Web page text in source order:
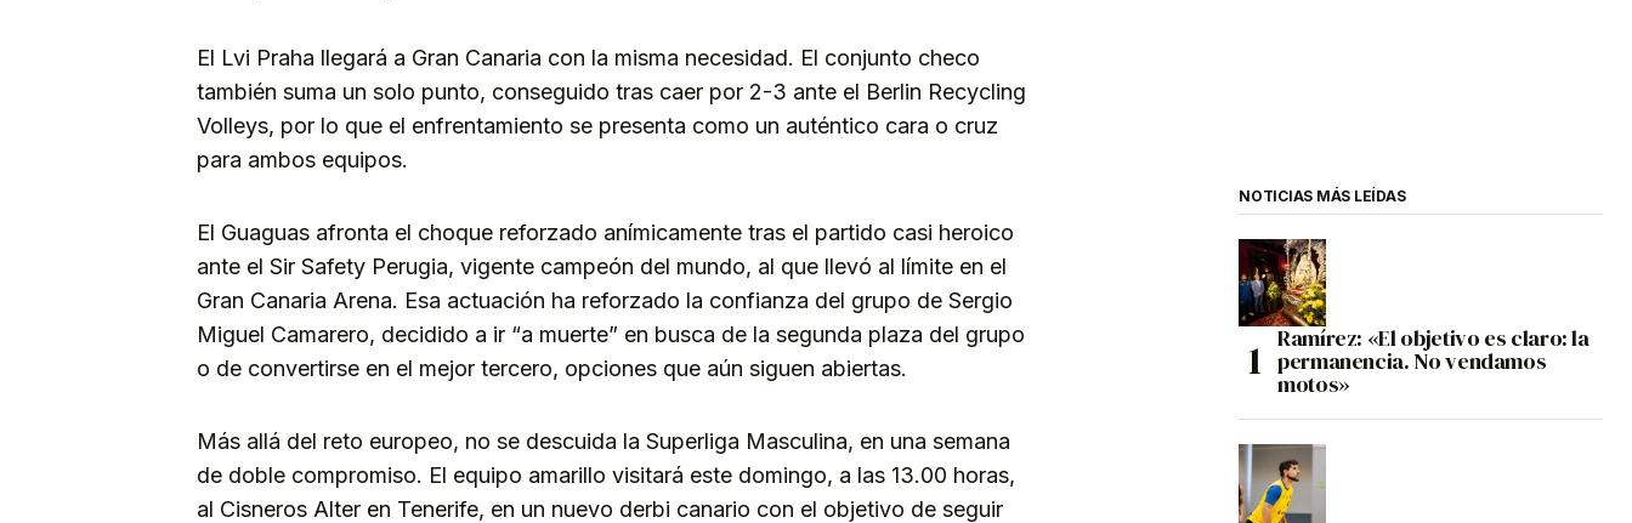
El Lvi Praha llegará a Gran Canaria con la misma necesidad. El conjunto checo
también suma un solo punto, conseguido tras caer por 2-3 ante el Berlin Recycling
Volleys, por lo que el enfrentamiento se presenta como un auténtico cara o cruz
para ambos equipos.
El Guaguas afronta el choque reforzado anímicamente tras el partido casi heroico
ante el Sir Safety Perugia, vigente campeón del mundo, al que llevó al límite en el
Gran Canaria Arena. Esa actuación ha reforzado la confianza del grupo de Sergio
Miguel Camarero, decidido a ir “a muerte” en busca de la segunda plaza del grupo
o de convertirse en el mejor tercero, opciones que aún siguen abiertas.
Más allá del reto europeo, no se descuida la Superliga Masculina, en una semana
de doble compromiso. El equipo amarillo visitará este domingo, a las 13.00 horas,
al Cisneros Alter en Tenerife, en un nuevo derbi canario con el objetivo de seguir
NOTICIAS MÁS LEÍDAS
Ramírez: «El objetivo es claro: la
permanencia. No vendamos
motos»